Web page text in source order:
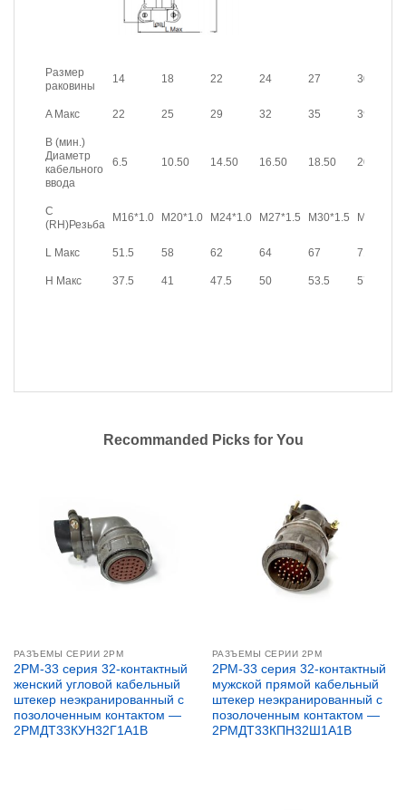
Размер
раковины
14 18 22 24 27 30
A Макс 22 25 29 32 35 39
B (мин.)
Диаметр
кабельного
ввода
6.5 10.50 14.50 16.50 18.50 20.50
C
(RH)Резьба
M16*1.0 M20*1.0 M24*1.0 M27*1.5 M30*1.5 M33*1.5
L Макс 51.5 58 62 64 67 71
H Макс 37.5 41 47.5 50 53.5 57.5
Recommanded Picks for You
РАЗЪЕМЫ СЕРИИ 2PM
2PM-33 серия 32-контактный
женский угловой кабельный
штекер неэкранированный с
позолоченным контактом —
2РМДТ33КУН32Г1А1В
РАЗЪЕМЫ СЕРИИ 2PM
2PM-33 серия 32-контактный
мужской прямой кабельный
штекер неэкранированный с
позолоченным контактом —
2РМДТ33КПН32Ш1А1В